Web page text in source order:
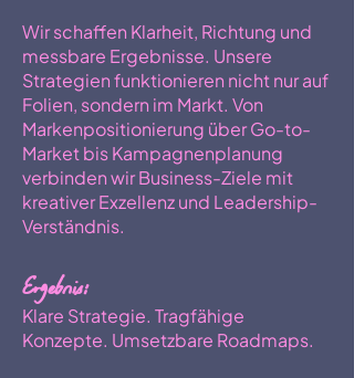
Wir schaffen Klarheit, Richtung und
messbare Ergebnisse. Unsere
Strategien funktionieren nicht nur auf
Folien, sondern im Markt. Von
Markenpositionierung über Go-to-
Market bis Kampagnenplanung
verbinden wir Business-Ziele mit
kreativer Exzellenz und Leadership-
Verständnis.
Ergebnis:
Klare Strategie. Tragfähige
Konzepte. Umsetzbare Roadmaps.